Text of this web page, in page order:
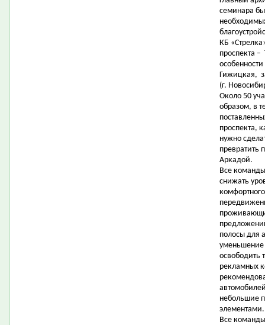
семинара
КБ
проспекта –
Гижицкая,
(г.
Около 50
образом, в
проспекта,
нужно
превратить
Аркадой.
Все
снижать
полосы для
уменьшение
освободить
рекламных
небольшие
элементами.
Все